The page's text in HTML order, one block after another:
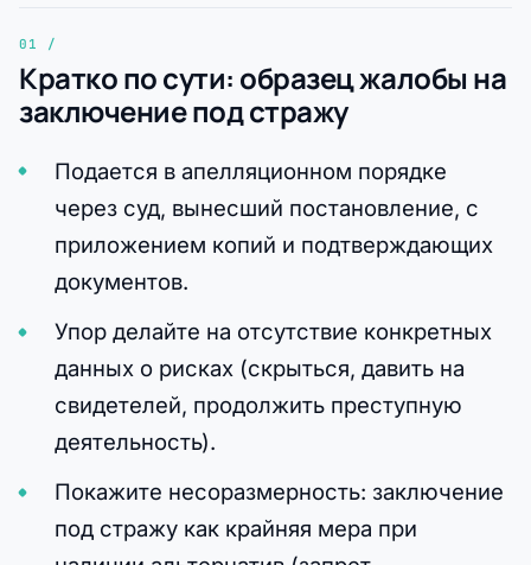
Кратко по сути: образец жалобы на
заключение под стражу
Подается в апелляционном порядке
через суд, вынесший постановление, с
приложением копий и подтверждающих
документов.
Упор делайте на отсутствие конкретных
данных о рисках (скрыться, давить на
свидетелей, продолжить преступную
деятельность).
Покажите несоразмерность: заключение
под стражу как крайняя мера при